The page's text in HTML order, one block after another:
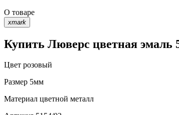
О товаре
xmark
Купить Люверс цветная эмаль
Цвет розовый
Размер 5мм
Материал цветной металл